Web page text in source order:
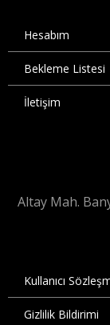
Hesabım
Bekleme Listesi
İletişim
Altay Mah.
Kullanıcı
Gizlilik Bildirimi